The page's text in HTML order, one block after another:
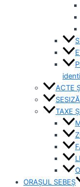
ACTE
TAXE
ORAȘUL SEBEȘ